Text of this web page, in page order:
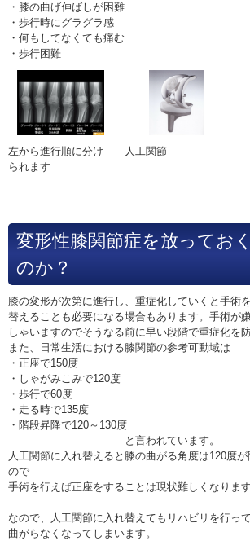
・膝の曲げ伸ばしが困難
・歩行時にグラグラ感
・何もしてなくても痛む
・歩行困難
左から進行順に分け
られます
人工関節
変形性膝関節症を放ってお
のか？
膝の変形が次第に進行し、重症化していくと手術
替えることも必要になる場合もあります。手術が
しゃいますのでそうなる前に早い段階で重症化を
また、日常生活における膝関節の参考可動域は
・正座で150度
・しゃがみこみで120度
・歩行で60度
・走る時で135度
・階段昇降で120～130度
と言われています。
人工関節に入れ替えると膝の曲がる角度は120度
ので
手術を行えば正座をすることは現状難しくなります
なので、人工関節に入れ替えてもリハビリを行っ
曲がらなくなってしまいます。